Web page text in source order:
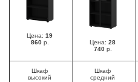
Цена: 19
860р. Цена: 28
740р.
Шкаф
высокий
Шкаф
средний